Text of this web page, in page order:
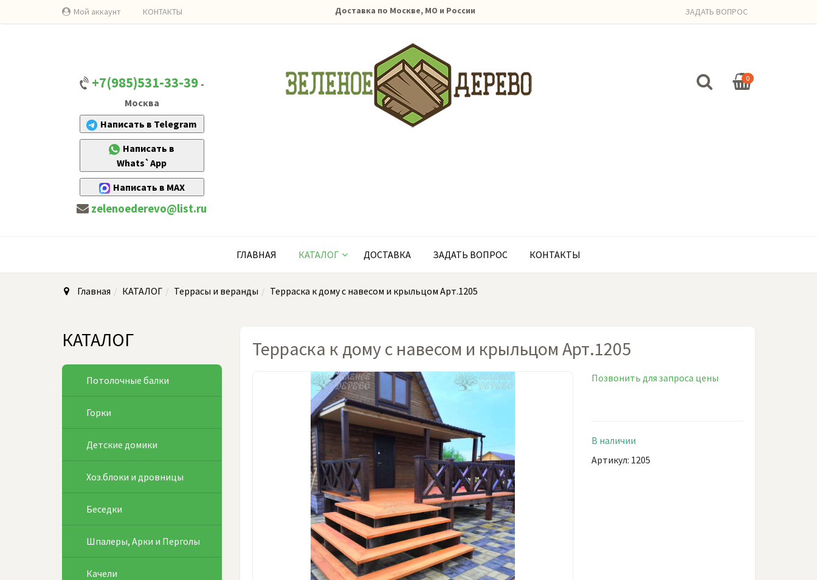
Мой аккаунт КОНТАКТЫ Доставка по Москве, МО и России ЗАДАТЬ ВОПРОС
+7(985)531-33-39 -
Москва
Написать в Telegram
Написать в
Whats`App
Написать в MAX
zelenoederevo@list.ru
0
ГЛАВНАЯ КАТАЛОГ ДОСТАВКА ЗАДАТЬ ВОПРОС КОНТАКТЫ
Главная КАТАЛОГ Террасы и веранды Терраска к дому с навесом и крыльцом Арт.1205
Терраска к дому с навесом и крыльцом Арт.1205
Позвонить для запроса цены
В наличии
Артикул: 1205
КАТАЛОГ
Потолочные балки
Горки
Детские домики
Хоз.блоки и дровницы
Беседки
Шпалеры, Арки и Перголы
Качели